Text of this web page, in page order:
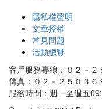
隱私權聲明
文章授權
常見問題
活動總覽
客戶服務專線：０２－２
傳真：０２－２５０３６
服務時間：週一至週五